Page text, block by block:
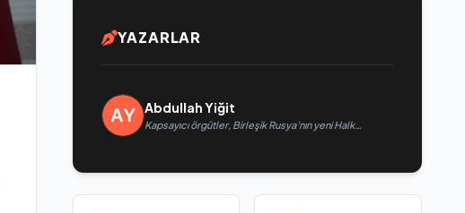
YAZARLAR
Abdullah Yiğit
Kapsayıcı örgütler, Birleşik Rusya’nın yeni Halk